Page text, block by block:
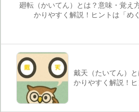
廻転（かいてん）とは？意味・覚え
かりやすく解説！ヒントは「め
戴天（たいてん）
かりやすく解説！ヒ